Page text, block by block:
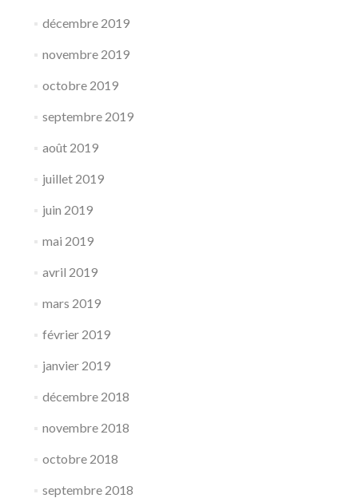
décembre 2019
novembre 2019
octobre 2019
septembre 2019
août 2019
juillet 2019
juin 2019
mai 2019
avril 2019
mars 2019
février 2019
janvier 2019
décembre 2018
novembre 2018
octobre 2018
septembre 2018